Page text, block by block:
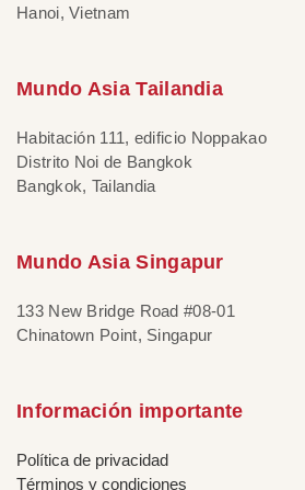
Hanoi, Vietnam
Mundo Asia Tailandia
Habitación 111, edificio Noppakao
Distrito Noi de Bangkok
Bangkok, Tailandia
Mundo Asia Singapur
133 New Bridge Road #08-01
Chinatown Point, Singapur
Información importante
Política de privacidad
Términos y condiciones